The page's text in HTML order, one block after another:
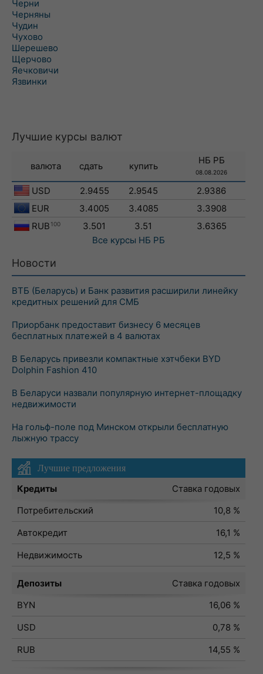
Черни
Черняны
Чудин
Чухово
Шерешево
Щерчово
Яечковичи
Язвинки
Лучшие курсы валют
валюта сдать купить
НБ РБ
08.08.2026
USD 2.9455 2.9545
2.9386
EUR
3.4005 3.4085
3.3908
RUB 100 3.501 3.51
3.6365
Все курсы НБ РБ
Новости
ВТБ (Беларусь) и Банк развития расширили линейку
кредитных решений для СМБ
Приорбанк предоставит бизнесу 6 месяцев
бесплатных платежей в 4 валютах
В Беларусь привезли компактные хэтчбеки BYD
Dolphin Fashion 410
В Беларуси назвали популярную интернет-площадку
недвижимости
На гольф-поле под Минском открыли бесплатную
лыжную трассу
Лучшие предложения
Кредиты
Ставка годовых
Потребительский
10,8 %
Автокредит
16,1 %
Недвижимость
12,5 %
Депозиты
Ставка годовых
BYN
16,06 %
USD
0,78 %
RUB
14,55 %